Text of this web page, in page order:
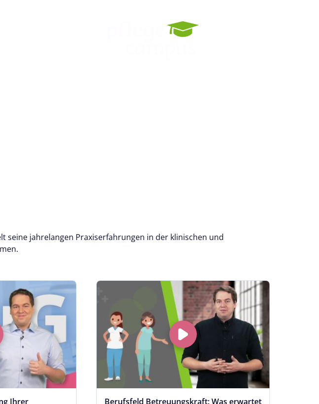
seine jahrelangen Praxiserfahrungen in der klinischen und
Ihrer
Berufsfeld Betreuungskraft: Was erwartet